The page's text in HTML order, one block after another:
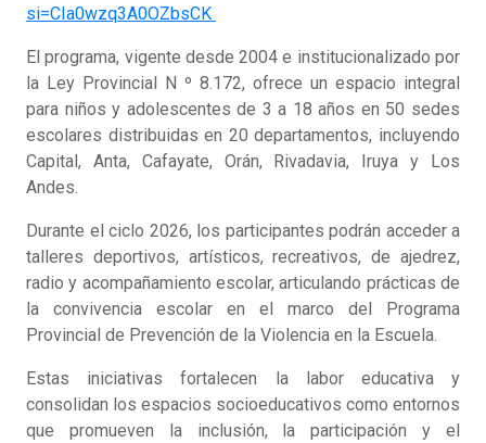
si=CIa0wzq3A0OZbsCK
El programa, vigente desde 2004 e institucionalizado por
la Ley Provincial N º 8.172, ofrece un espacio integral
para niños y adolescentes de 3 a 18 años en 50 sedes
escolares distribuidas en 20 departamentos, incluyendo
Capital, Anta, Cafayate, Orán, Rivadavia, Iruya y Los
Andes.
Durante el ciclo 2026, los participantes podrán acceder a
talleres deportivos, artísticos, recreativos, de ajedrez,
radio y acompañamiento escolar, articulando prácticas de
la convivencia escolar en el marco del Programa
Provincial de Prevención de la Violencia en la Escuela.
Estas iniciativas fortalecen la labor educativa y
consolidan los espacios socioeducativos como entornos
que promueven la inclusión, la participación y el